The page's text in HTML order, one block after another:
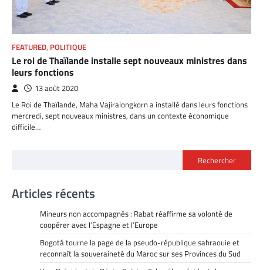
FEATURED, POLITIQUE
Le roi de Thaïlande installe sept nouveaux ministres dans
leurs fonctions
13 août 2020
Le Roi de Thaïlande, Maha Vajiralongkorn a installé dans leurs fonctions
mercredi, sept nouveaux ministres, dans un contexte économique
difficile…
Rechercher
Articles récents
Mineurs non accompagnés : Rabat réaffirme sa volonté de
coopérer avec l’Espagne et l’Europe
Bogotá tourne la page de la pseudo-république sahraouie et
reconnaît la souveraineté du Maroc sur ses Provinces du Sud